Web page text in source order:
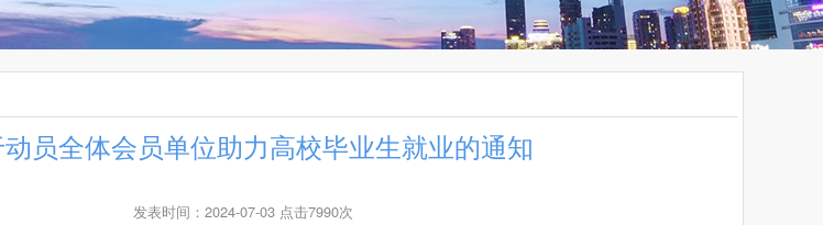
员全体会员单位助力高校毕业生就业的通知
发表时间：2024-07-03 点击7990次